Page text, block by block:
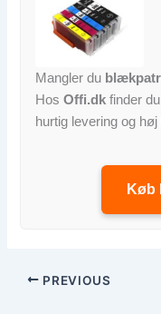
Mangler du
HosOffi.dk finder
hurtig levering og
Køb
PREVIOUS